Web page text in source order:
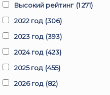
Высокий рейтинг (1 271)
2022 год (306)
2023 год (393)
2024 год (423)
2025 год (455)
2026 год (82)